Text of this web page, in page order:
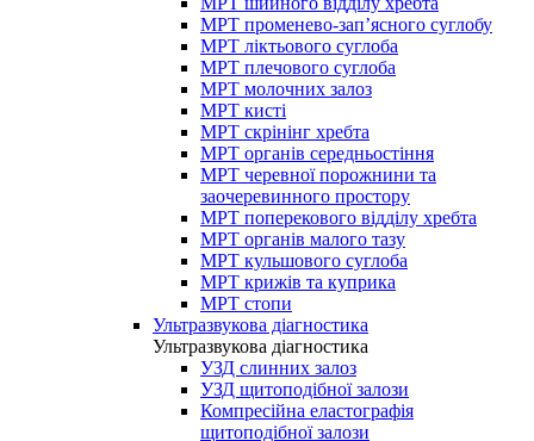
МРТ променево-зап’ясного суглобу
МРТ ліктьового суглоба
МРТ плечового суглоба
МРТ молочних залоз
МРТ кисті
МРТ скрінінг хребта
МРТ органів середньостіння
МРТ черевної порожнини та
заочеревинного простору
МРТ поперекового відділу хребта
МРТ органів малого тазу
МРТ кульшового суглоба
МРТ крижів та куприка
МРТ стопи
Ультразвукова діагностика
Ультразвукова діагностика
УЗД слинних залоз
УЗД щитоподібної залози
Компресійна еластографія
щитоподібної залози